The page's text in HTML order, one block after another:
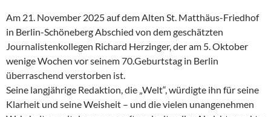
Am 21. November 2025 auf dem Alten St. Matthäus-Friedhof
in Berlin-Schöneberg Abschied von dem geschätzten
Journalistenkollegen Richard Herzinger, der am 5. Oktober
wenige Wochen vor seinem 70.Geburtstag in Berlin
überraschend verstorben ist.
Seine langjährige Redaktion, die „Welt“, würdigte ihn für seine
Klarheit und seine Weisheit – und die vielen unangenehmen